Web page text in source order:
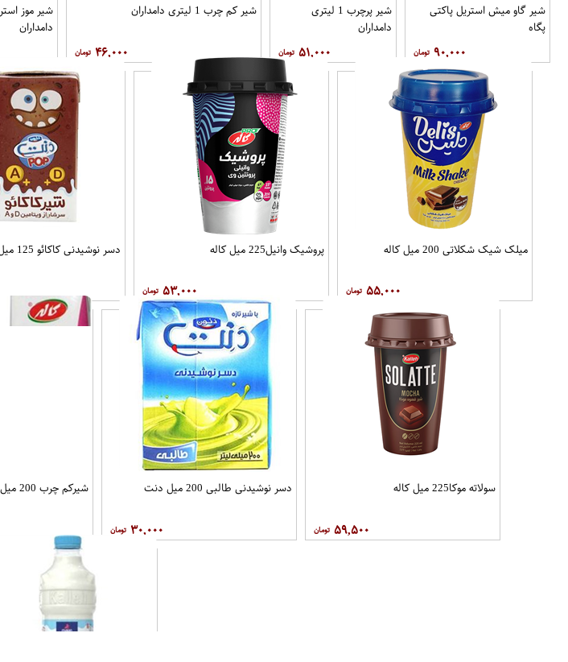
شیر گاو میش استریل پاکتی
پگاه
۹۰,۰۰۰
شیر پرچرب 1 لیتری
دامداران
۵۱,۰۰۰
شیر کم چرب 1 لیتری دامداران
۴۶,۰۰۰
دامداران
میلک شیک شکلاتی 200 میل کاله
۵۵,۰۰۰
پروشیک وانیل225 میل کاله
۵۳,۰۰۰
دسر نوشیدنی کاکائو 125 میل دنت
سولاته موکا225 میل کاله
۵۹,۵۰۰
دسر نوشیدنی طالبی 200 میل دنت
۳۰,۰۰۰
شیرکم چرب 200 میل کاله